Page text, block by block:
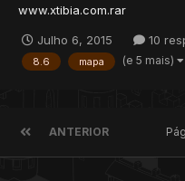
www.xtibia.com.rar
Julho 6, 2015 10
8.6 mapa (e 5 mais)
ANTERIOR